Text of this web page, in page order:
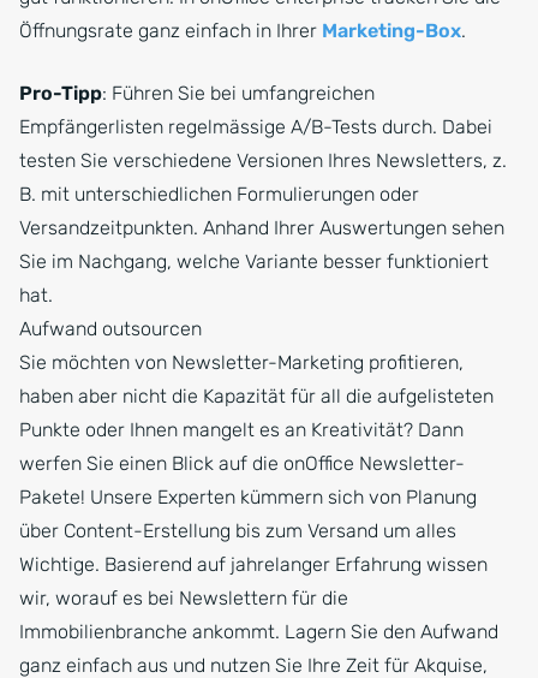
Öffnungsrate ganz einfach in Ihrer Marketing-Box.
Pro-Tipp: Führen Sie bei umfangreichen
Empfängerlisten regelmässige A/B-Tests durch. Dabei
testen Sie verschiedene Versionen Ihres Newsletters, z.
B. mit unterschiedlichen Formulierungen oder
Versandzeitpunkten. Anhand Ihrer Auswertungen sehen
Sie im Nachgang, welche Variante besser funktioniert
hat.
Aufwand outsourcen
Sie möchten von Newsletter-Marketing profitieren,
haben aber nicht die Kapazität für all die aufgelisteten
Punkte oder Ihnen mangelt es an Kreativität? Dann
werfen Sie einen Blick auf die onOffice Newsletter-
Pakete! Unsere Experten kümmern sich von Planung
über Content-Erstellung bis zum Versand um alles
Wichtige. Basierend auf jahrelanger Erfahrung wissen
wir, worauf es bei Newslettern für die
Immobilienbranche ankommt. Lagern Sie den Aufwand
ganz einfach aus und nutzen Sie Ihre Zeit für Akquise,